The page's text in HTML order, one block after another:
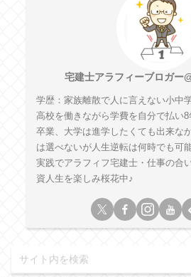
宅建士アラフィーブロガー
学歴：家族離散で人に言えない小中
高校を働きながら学費を自分で払い
卒業、大学は進学したくても出来な
は選べないが人生逆転は何時でも可
実践でアラフィフ宅建士・仕事の合
資人生を楽しみ桜花中♪